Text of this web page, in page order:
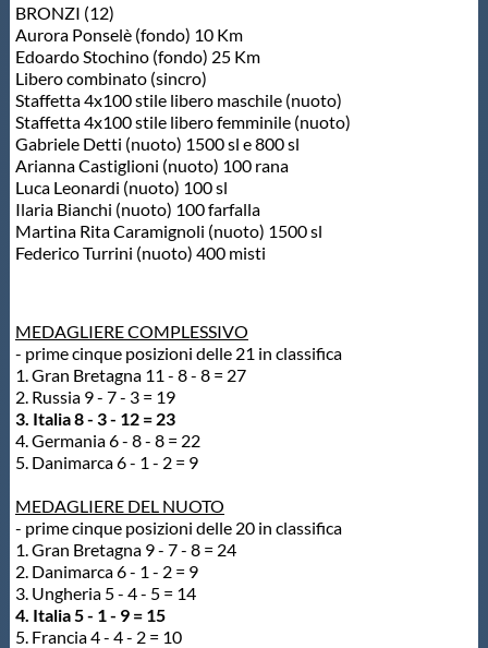
Cookie Policy
Archivio News
Flash News
Galleria fotografica
Intranet
Webmail
Contatti
Mappa del sito
BRONZI (12)
Aurora Ponselè (fondo) 10 Km
Edoardo Stochino (fondo) 25 Km
Libero combinato (sincro)
Staffetta 4x100 stile libero maschile (nuoto)
Staffetta 4x100 stile libero femminile (nuoto)
Gabriele Detti (nuoto) 1500 sl e 800 sl
Arianna Castiglioni (nuoto) 100 rana
Luca Leonardi (nuoto) 100 sl
Ilaria Bianchi (nuoto) 100 farfalla
Martina Rita Caramignoli (nuoto) 1500 sl
Federico Turrini (nuoto) 400 misti
MEDAGLIERE COMPLESSIVO
- prime cinque posizioni delle 21 in classifica
1. Gran Bretagna 11 - 8 - 8 = 27
2. Russia 9 - 7 - 3 = 19
3. Italia 8 - 3 - 12 = 23
4. Germania 6 - 8 - 8 = 22
5. Danimarca 6 - 1 - 2 = 9
MEDAGLIERE DEL NUOTO
- prime cinque posizioni delle 20 in classifica
1. Gran Bretagna 9 - 7 - 8 = 24
2. Danimarca 6 - 1 - 2 = 9
3. Ungheria 5 - 4 - 5 = 14
4. Italia 5 - 1 - 9 = 15
5. Francia 4 - 4 - 2 = 10